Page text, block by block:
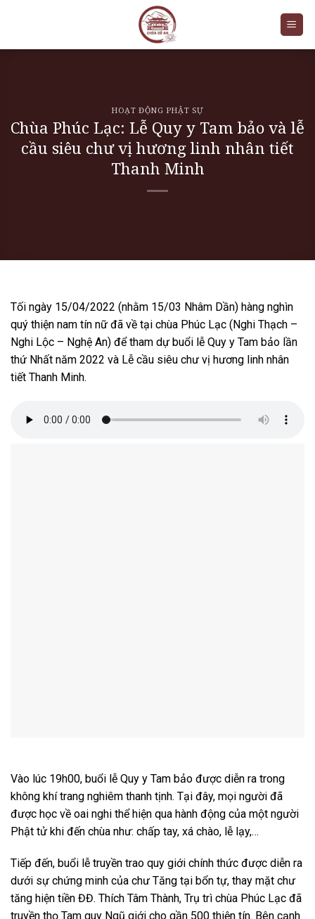
HOẠT ĐỘNG PHẬT SỰ
Chùa Phúc Lạc: Lễ Quy y Tam bảo và lễ
cầu siêu chư vị hương linh nhân tiết
Thanh Minh
Tối ngày 15/04/2022 (nhằm 15/03 Nhâm Dần) hàng nghìn
quý thiện nam tín nữ đã về tại chùa Phúc Lạc (Nghi Thạch –
Nghi Lộc – Nghệ An) để tham dự buổi lễ Quy y Tam bảo lần
thứ Nhất năm 2022 và Lễ cầu siêu chư vị hương linh nhân
tiết Thanh Minh.
Vào lúc 19h00, buổi lễ Quy y Tam bảo được diễn ra trong
không khí trang nghiêm thanh tịnh. Tại đây, mọi người đã
được học về oai nghi thể hiện qua hành động của một người
Phật tử khi đến chùa như: chấp tay, xá chào, lễ lạy,…
Tiếp đến, buổi lễ truyền trao quy giới chính thức được diễn ra
dưới sự chứng minh của chư Tăng tại bổn tự, thay mặt chư
tăng hiện tiền ĐĐ. Thích Tâm Thành, Trụ trì chùa Phúc Lạc đã
truyền thọ Tam quy Ngũ giới cho gần 500 thiện tín. Bên cạnh